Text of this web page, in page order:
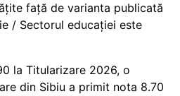
față de varianta publicată
/ Sectorul educației este
la Titularizare 2026, o
din Sibiu a primit nota 8.70